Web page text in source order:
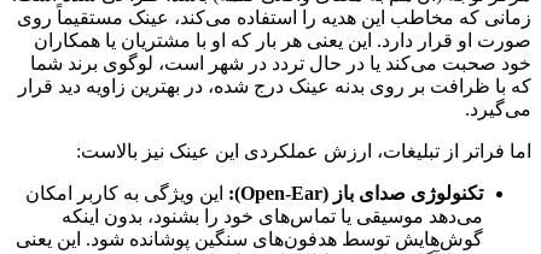
زمانی که مخاطب این هدیه را استفاده می‌کند، عینک مستقیماً روی
صورت او قرار دارد. این یعنی هر بار که او با مشتریان یا همکاران
خود صحبت می‌کند یا در حال تردد در شهر است، لوگوی برند شما
که با ظرافت بر روی بدنه عینک درج شده، در بهترین زاویه دید قرار
می‌گیرد.
اما فراتر از تبلیغات، ارزش عملکردی این عینک نیز بالاست:
تکنولوژی صدای باز (Open-Ear):
این ویژگی به کاربر امکان
می‌دهد موسیقی یا تماس‌های خود را بشنود، بدون اینکه
گوش‌هایش توسط هدفون‌های سنگین پوشانده شود. این یعنی